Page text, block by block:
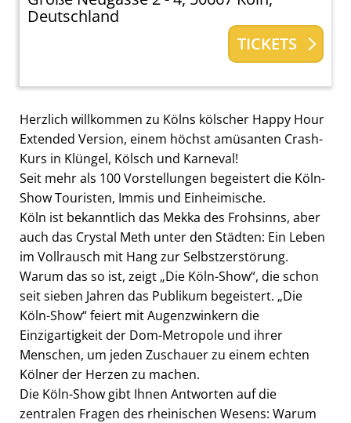
Deutschland
TICKETS
Herzlich willkommen zu Kölns kölscher Happy Hour
Extended Version, einem höchst amüsanten Crash-
Kurs in Klüngel, Kölsch und Karneval!
Seit mehr als 100 Vorstellungen begeistert die Köln-
Show Touristen, Immis und Einheimische.
Köln ist bekanntlich das Mekka des Frohsinns, aber
auch das Crystal Meth unter den Städten: Ein Leben
im Vollrausch mit Hang zur Selbstzerstörung.
Warum das so ist, zeigt „Die Köln-Show“, die schon
seit sieben Jahren das Publikum begeistert. „Die
Köln-Show“ feiert mit Augenzwinkern die
Einzigartigkeit der Dom-Metropole und ihrer
Menschen, um jeden Zuschauer zu einem echten
Kölner der Herzen zu machen.
Die Köln-Show gibt Ihnen Antworten auf die
zentralen Fragen des rheinischen Wesens: Warum
Funktionen und sind für die einwandfreie Funktion
cookie_consent
Zweck:
Dieser Cookie speichert die ausgewählten
Einverständnis-Optionen des Benutzers
Cookie Laufzeit:
1 Jahr
EXTERNE MEDIEN
Um Inhalte von Videoplattformen und Social Media
Plattformen anzeigen zu können, werden von
diesen externen Medien Cookies gesetzt.
YouTube